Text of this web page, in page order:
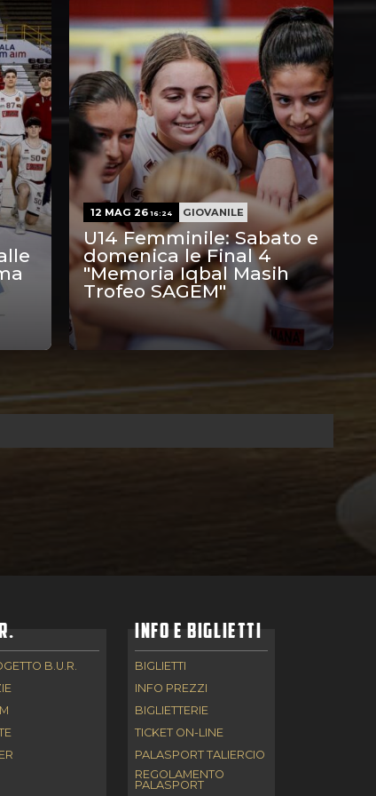
U14 Femminile: Sabato e
domenica le Final 4
"Memoria Iqbal Masih
Trofeo SAGEM"
12 MAG 2616:24 GIOVANILE
B.U.R.
INFO E BIGLIETTI
BIGLIETTI
INFO PREZZI
BIGLIETTERIE
TICKET ON-LINE
PALASPORT TALIERCIO
REGOLAMENTO
PALASPORT